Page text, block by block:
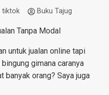
tiktok Buku Tajug
Tanpa Modal
untuk jualan online tapi
gimana caranya
banyak orang? Saya juga